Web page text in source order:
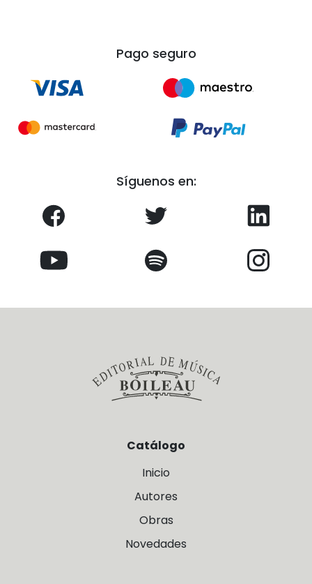
Pago seguro
Síguenos en:
Catálogo
Inicio
Autores
Obras
Novedades